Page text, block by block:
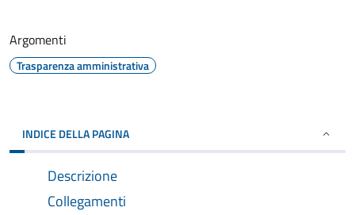
Argomenti
Trasparenza amministrativa
INDICE DELLA PAGINA
Descrizione
Collegamenti